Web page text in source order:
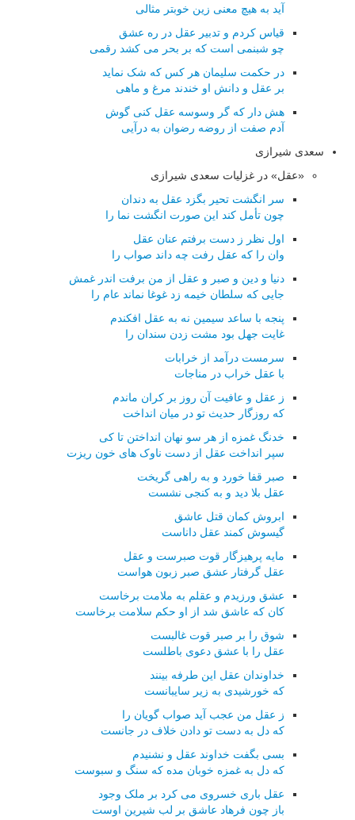
آید به هیچ معنی زین خوبتر مثالی
قیاس کردم و تدبیر عقل در ره عشق
چو شبنمی است که بر بحر می کشد رقمی
در حکمت سلیمان هر کس که شک نماید
بر عقل و دانش او خندند مرغ و ماهی
هش دار که گر وسوسه عقل کنی گوش
آدم صفت از روضه رضوان به درآیی
سعدی شیرازی
«عقل» در غزلیات سعدی شیرازی
سر انگشت تحیر بگزد عقل به دندان
چون تأمل کند این صورت انگشت نما را
اول نظر ز دست برفتم عنان عقل
وان را که عقل رفت چه داند صواب را
دنیا و دین و صبر و عقل از من برفت اندر غمش
جایی که سلطان خیمه زد غوغا نماند عام را
پنجه با ساعد سیمین نه به عقل افکندم
غایت جهل بود مشت زدن سندان را
سرمست درآمد از خرابات
با عقل خراب در مناجات
ز عقل و عافیت آن روز بر کران ماندم
که روزگار حدیث تو در میان انداخت
خدنگ غمزه از هر سو نهان انداختن تا کی
سپر انداخت عقل از دست ناوک های خون ریزت
صبر قفا خورد و به راهی گریخت
عقل بلا دید و به کنجی نشست
ابروش کمان قتل عاشق
گیسوش کمند عقل داناست
مایه پرهیزگار قوت صبرست و عقل
عقل گرفتار عشق صبر زبون هواست
عشق ورزیدم و عقلم به ملامت برخاست
کان که عاشق شد از او حکم سلامت برخاست
شوق را بر صبر قوت غالبست
عقل را با عشق دعوی باطلست
خداوندان عقل این طرفه بینند
که خورشیدی به زیر سایبانست
ز عقل من عجب آید صواب گویان را
که دل به دست تو دادن خلاف در جانست
بسی بگفت خداوند عقل و نشنیدم
که دل به غمزه خوبان مده که سنگ و سبوست
عقل باری خسروی می کرد بر ملک وجود
باز چون فرهاد عاشق بر لب شیرین اوست